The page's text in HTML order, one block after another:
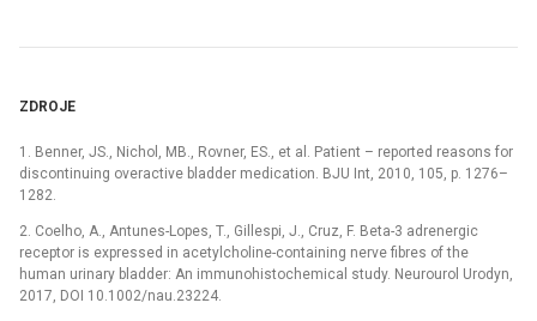
ZDROJE
1. Benner, JS., Nichol, MB., Rovner, ES., et al. Patient –⁠ reported reasons for
discontinuing overactive bladder medication. BJU Int, 2010, 105, p. 1276–
1282.
2. Coelho, A., Antunes-Lopes, T., Gillespi, J., Cruz, F. Beta-3 adrenergic
receptor is expressed in acetylcholine-containing nerve fibres of the
human urinary bladder: An immunohistochemical study. Neurourol Urodyn,
2017, DOI 10.1002/nau.23224.